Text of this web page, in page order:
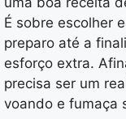
É sobre escolher
preparo até a
esforço extra.
precisa ser um
voando e fumaça